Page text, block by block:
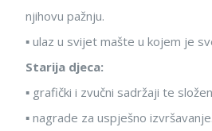
njihovu pažnju.
▪ ulaz u svijet mašte u kojem je
Starija djeca:
▪ grafički i zvučni sadržaji te
▪ nagrade za uspješno